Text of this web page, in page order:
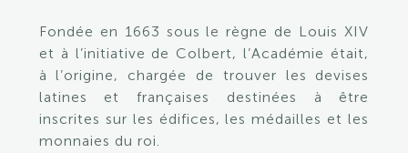
Fondée en 1663 sous le règne de Louis XIV
et à l’initiative de Colbert, l’Académie était,
à l’origine, chargée de trouver les devises
latines et françaises destinées à être
inscrites sur les édifices, les médailles et les
monnaies du roi.